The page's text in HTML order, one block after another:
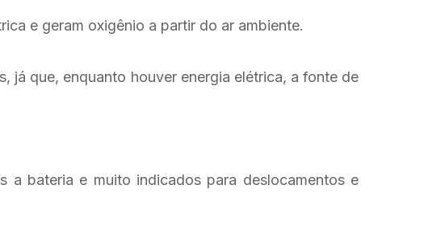
e geram oxigênio a partir do ar ambiente.
já que, enquanto houver energia elétrica, a fonte de
a bateria e muito indicados para deslocamentos e